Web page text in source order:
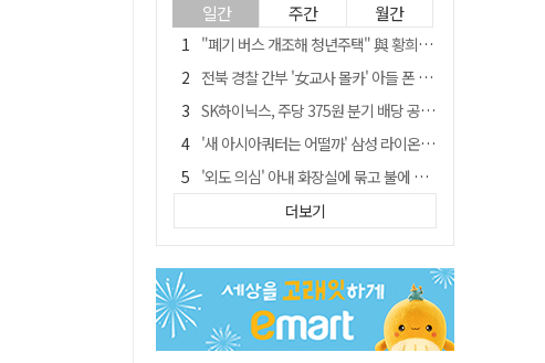
일간 주간 월간
"폐기 버스 개조해 청년주택" 與 황희…'딸 학비는 年 4200만원'
전북 경찰 간부 '女교사 몰카' 아들 폰 부수고…"처벌 못하는 사안" 내부망에 글
SK하이닉스, 주당 375원 분기 배당 공시…"3분기 중 주주환원 방안 확정"
'새 아시아쿼터는 어떨까' 삼성 라이온즈, 새 얼굴 투수 미야모리 영입
'외도 의심' 아내 화장실에 묶고 불에 달군 공구로 고문…남편 검거
박권현 청도군수, '햇빛 연금 사업' 공약 시동걸어
한국 축구, 심판 성접대 경기서 '무패'…당시 올림픽 감독은 홍명보 [영상]
김병삼 경북 영천시장, 이번엔 국회 공략…'마사회 본사 이전·광역교통망 확충' 요청
경찰, 9월 초부터 상피제 전격 실시…가족 사건 수사 못해
더보기